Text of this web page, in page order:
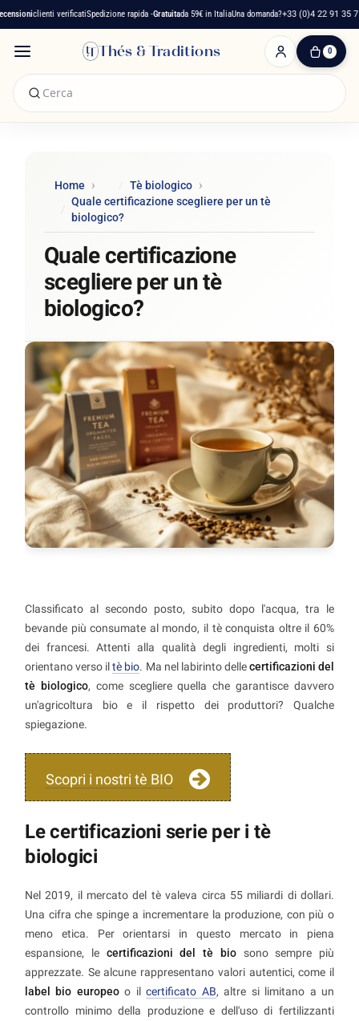
clienti verificatiSpedizione rapida -Gratuitada 59€ in ItaliaUna domanda?+33 (0)4 22 91 35 75
Thés & Traditions 0
0
Home
Tè biologico
Quale certificazione scegliere per un tè
biologico?
Quale certificazione
scegliere per un tè
biologico?
Classificato al secondo posto, subito dopo l'acqua, tra le
bevande più consumate al mondo, il tè conquista oltre il 60%
dei francesi. Attenti alla qualità degli ingredienti, molti si
orientano verso iltè bio. Ma nel labirinto dellecertificazioni del
tè biologico, come scegliere quella che garantisce davvero
un'agricoltura bio e il rispetto dei produttori? Qualche
spiegazione.
Scopri i nostri tè BIO
Le certificazioni serie per i tè
biologici
Nel 2019, il mercato del tè valeva circa 55 miliardi di dollari.
Una cifra che spinge a incrementare la produzione, con più o
meno etica. Per orientarsi in questo mercato in piena
espansione, le certificazioni del tè biosono sempre più
apprezzate. Se alcune rappresentano valori autentici, come il
label bio europeoo ilcertificato AB, altre si limitano a un
controllo minimo della produzione e dell'uso di fertilizzanti